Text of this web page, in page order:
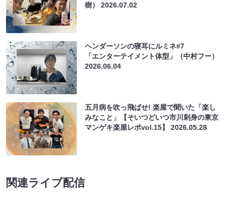
樹）2026.07.02
ヘンダーソンの寝耳にルミネ#7
「エンターテイメント体型」（中村フー）
2026.06.04
五月病を吹っ飛ばせ! 楽屋で聞いた「楽し
みなこと」【そいつどいつ市川刺身の東京
マンゲキ楽屋レポvol.15】2026.05.28
関連ライブ配信